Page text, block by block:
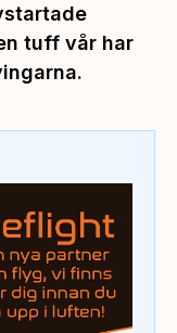
tuff vår har